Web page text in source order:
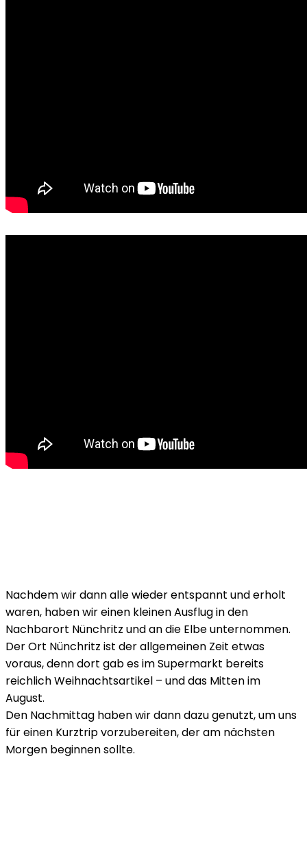
Nachdem wir dann alle wieder entspannt und erholt
waren, haben wir einen kleinen Ausflug in den
Nachbarort Nünchritz und an die Elbe unternommen.
Der Ort Nünchritz ist der allgemeinen Zeit etwas
voraus, denn dort gab es im Supermarkt bereits
reichlich Weihnachtsartikel – und das Mitten im
August.
Den Nachmittag haben wir dann dazu genutzt, um uns
für einen Kurztrip vorzubereiten, der am nächsten
Morgen beginnen sollte.